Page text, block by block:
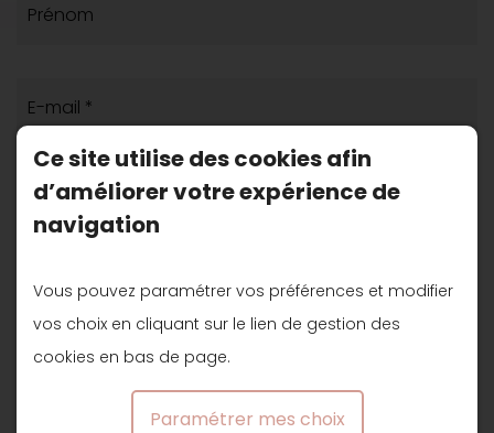
Prénom
E-mail *
Téléphone
Sujet *
Ce site utilise des cookies afin
d’améliorer votre expérience de
navigation
Vous pouvez paramétrer vos préférences et modifier
vos choix en cliquant sur le lien de gestion des
cookies en bas de page.
Paramétrer mes choix